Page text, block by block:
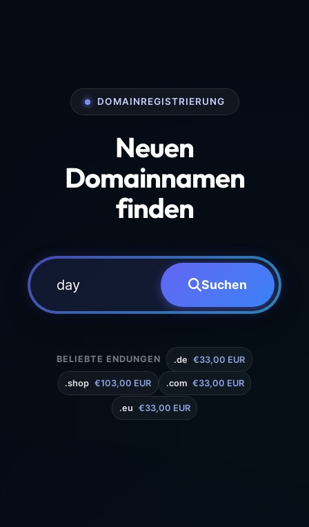
DOMAINREGISTRIERUNG
Neuen
Domainnamen
finden
Suchen
BELIEBTE ENDUNGEN .de €33,00 EUR
.shop €103,00 EUR .com €33,00 EUR
.eu €33,00 EUR